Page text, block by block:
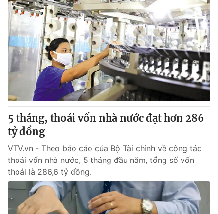
Y tế
Thế giới
Tin tức
Thế giới đó đây
Câu chuyện quốc tế
Kinh tế
Tài chính
Thị trường
Góc doanh nghiệp
Dữ liệu và đời sống
Truyền hình
Phim VTV
Hậu trường
Nhân vật
Khán giả
Giải trí
Điện ảnh
Âm nhạc
Sao
Đời sống
Du lịch
Giáo dục
5 tháng, thoái vốn nhà nước đạt hơn 286
tỷ đồng
VTV.vn - Theo báo cáo của Bộ Tài chính về công tác
thoái vốn nhà nước, 5 tháng đầu năm, tổng số vốn
thoái là 286,6 tỷ đồng.